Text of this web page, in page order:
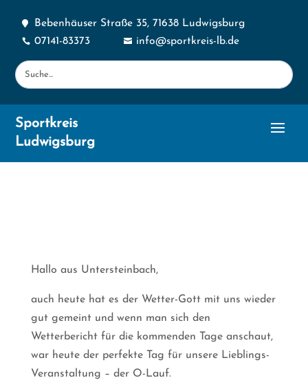
 Bebenhäuser Straße 35, 71638 Ludwigsburg
 07141-83373  info@sportkreis-lb.de
Sportkreis
Ludwigsburg
Hallo aus Untersteinbach,
auch heute hat es der Wetter-Gott mit uns wieder
gut gemeint und wenn man sich den
Wetterbericht für die kommenden Tage anschaut,
war heute der perfekte Tag für unsere Lieblings-
Veranstaltung – der O-Lauf.